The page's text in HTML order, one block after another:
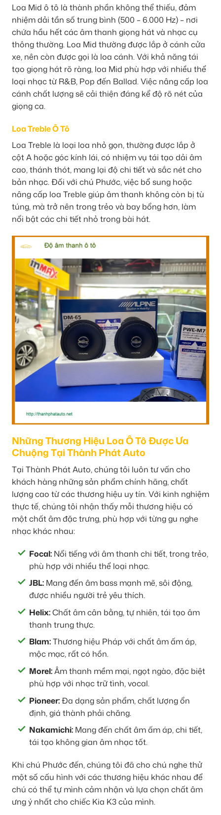
Loa Mid ô tô là thành phần không thể thiếu, đảm
nhiệm dải tần số trung bình (500 – 6.000 Hz) – nơi
chứa hầu hết các âm thanh giọng hát và nhạc cụ
thông thường. Loa Mid thường được lắp ở cánh cửa
xe, nên còn được gọi là loa cánh. Với khả năng tái
tạo giọng hát rõ ràng, loa Mid phù hợp với nhiều thể
loại nhạc từ R&B, Pop đến Ballad. Việc nâng cấp loa
cánh chất lượng sẽ cải thiện đáng kể độ rõ nét của
giọng ca.
Loa Treble Ô Tô
Loa Treble là loại loa nhỏ gọn, thường được lắp ở
cột A hoặc góc kính lái, có nhiệm vụ tái tạo dải âm
cao, thánh thót, mang lại độ chi tiết và sắc nét cho
bản nhạc. Đối với chú Phước, việc bổ sung hoặc
nâng cấp loa Treble giúp âm thanh không còn bị tù
túng, mà trở nên trong trẻo và bay bổng hơn, làm
nổi bật các chi tiết nhỏ trong bài hát.
Những Thương Hiệu Loa Ô Tô Được Ưa
Chuộng Tại Thành Phát Auto
Tại Thành Phát Auto, chúng tôi luôn tư vấn cho
khách hàng những sản phẩm chính hãng, chất
lượng cao từ các thương hiệu uy tín. Với kinh nghiệm
thực tế, chúng tôi nhận thấy mỗi thương hiệu có
một chất âm đặc trưng, phù hợp với từng gu nghe
nhạc khác nhau:
Focal: Nổi tiếng với âm thanh chi tiết, trong trẻo,
phù hợp với nhiều thể loại nhạc.
JBL: Mang đến âm bass mạnh mẽ, sôi động,
được nhiều người trẻ yêu thích.
Helix:Chất âm cân bằng, tự nhiên, tái tạo âm
thanh trung thực.
Blam:Thương hiệu Pháp với chất âm ấm áp,
mộc mạc, rất có hồn.
Morel:Âm thanh mềm mại, ngọt ngào, đặc biệt
phù hợp với nhạc trữ tình, vocal.
Pioneer:Đa dạng sản phẩm, chất lượng ổn
định, giá thành phải chăng.
Nakamichi: Mang đến chất âm ấm áp, chi tiết,
tái tạo không gian âm nhạc tốt.
Khi chú Phước đến, chúng tôi đã cho chú nghe thử
một số cấu hình với các thương hiệu khác nhau để
chú có thể tự mình cảm nhận và lựa chọn chất âm
ưng ý nhất cho chiếc Kia K3 của mình.